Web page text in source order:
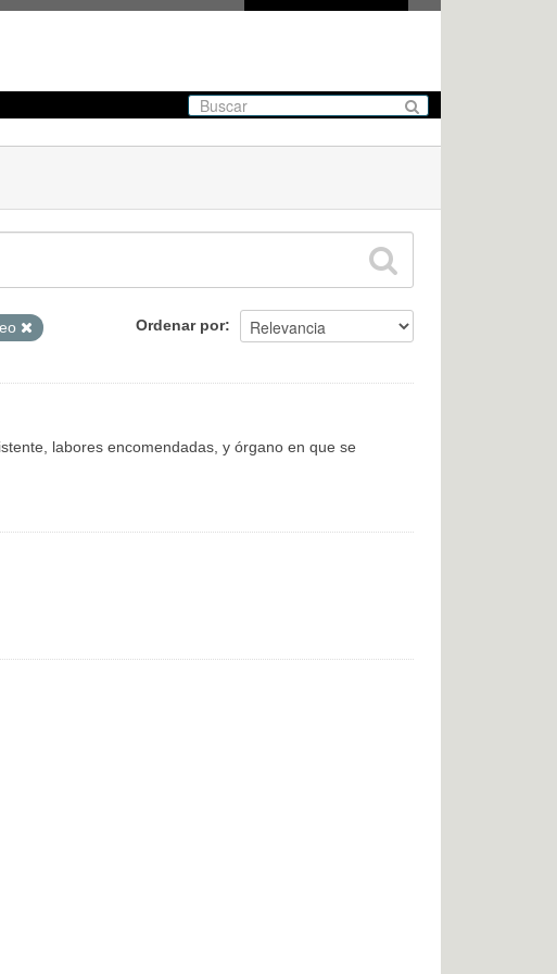
Ordenar por
labores encomendadas, y órgano en que se